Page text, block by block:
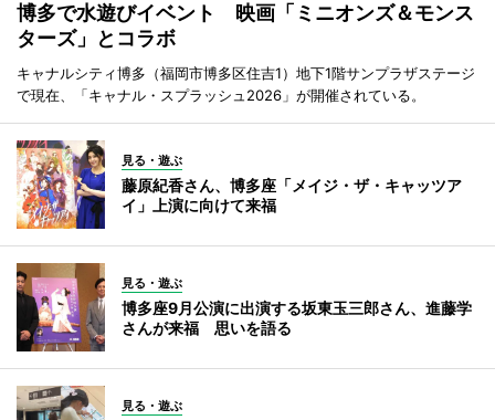
博多で水遊びイベント 映画「ミニオンズ＆モンス
ターズ」とコラボ
キャナルシティ博多（福岡市博多区住吉1）地下1階サンプラザステージ
で現在、「キャナル・スプラッシュ2026」が開催されている。
見る・遊ぶ
藤原紀香さん、博多座「メイジ・ザ・キャッツア
イ」上演に向けて来福
見る・遊ぶ
博多座9月公演に出演する坂東玉三郎さん、進藤学
さんが来福 思いを語る
見る・遊ぶ